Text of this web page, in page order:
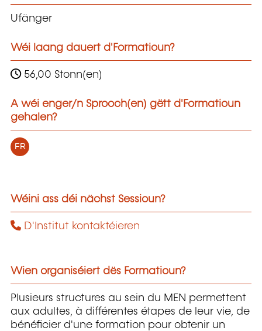
Ufänger
Wéi laang dauert d'Formatioun?
56,00 Stonn(en)
A wéi enger/n Sprooch(en) gëtt d'Formatioun
gehalen?
FR
Wéini ass déi nächst Sessioun?
D'Institut kontaktéieren
Wien organiséiert dës Formatioun?
Plusieurs structures au sein du MEN permettent
aux adultes, à différentes étapes de leur vie, de
bénéficier d'une formation pour obtenir un